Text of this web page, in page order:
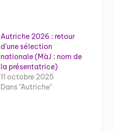
Autriche 2026 : retour
d’une sélection
nationale (MàJ : nom de
la présentatrice)
11 octobre 2025
Dans "Autriche"